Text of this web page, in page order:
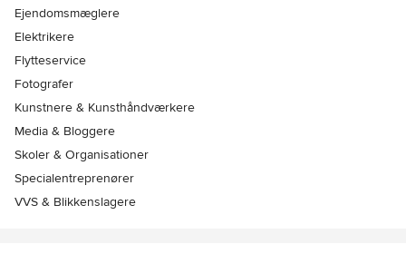
Ejendomsmæglere
Elektrikere
Flytteservice
Fotografer
Kunstnere & Kunsthåndværkere
Media & Bloggere
Skoler & Organisationer
Specialentreprenører
VVS & Blikkenslagere